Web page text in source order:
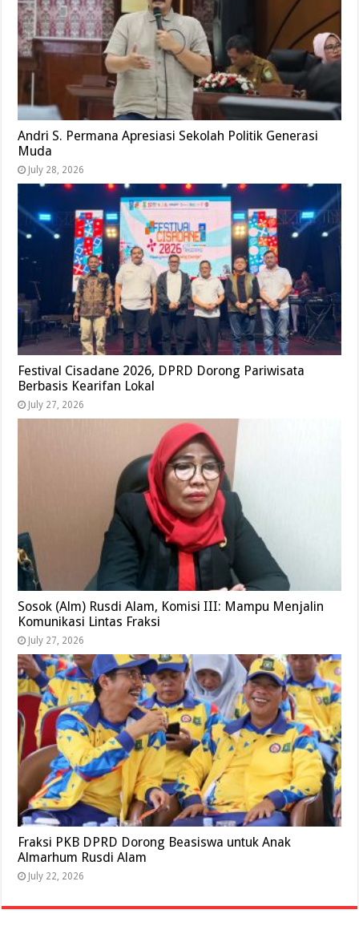
Andri S. Permana Apresiasi Sekolah Politik Generasi
Muda
July 28, 2026
Festival Cisadane 2026, DPRD Dorong Pariwisata
Berbasis Kearifan Lokal
July 27, 2026
Sosok (Alm) Rusdi Alam, Komisi III: Mampu Menjalin
Komunikasi Lintas Fraksi
July 27, 2026
Fraksi PKB DPRD Dorong Beasiswa untuk Anak
Almarhum Rusdi Alam
July 22, 2026